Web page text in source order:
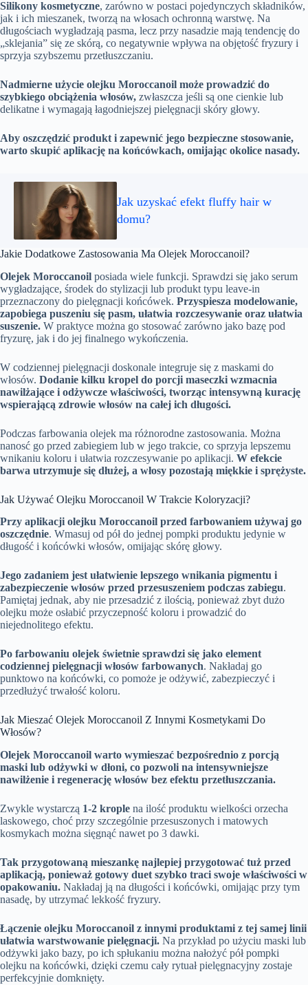
Silikony kosmetyczne, zarówno w postaci pojedynczych składników,
jak i ich mieszanek, tworzą na włosach ochronną warstwę. Na
długościach wygładzają pasma, lecz przy nasadzie mają tendencję do
„sklejania” się ze skórą, co negatywnie wpływa na objętość fryzury i
sprzyja szybszemu przetłuszczaniu.
Nadmierne użycie olejku Moroccanoil może prowadzić do
szybkiego obciążenia włosów, zwłaszcza jeśli są one cienkie lub
delikatne i wymagają łagodniejszej pielęgnacji skóry głowy.
Aby oszczędzić produkt i zapewnić jego bezpieczne stosowanie,
warto skupić aplikację na końcówkach, omijając okolice nasady.
Jak uzyskać efekt fluffy hair w
domu?
Jakie Dodatkowe Zastosowania Ma Olejek Moroccanoil?
Olejek Moroccanoil posiada wiele funkcji. Sprawdzi się jako serum
wygładzające, środek do stylizacji lub produkt typu leave-in
przeznaczony do pielęgnacji końcówek. Przyspiesza modelowanie,
zapobiega puszeniu się pasm, ułatwia rozczesywanie oraz ułatwia
suszenie. W praktyce można go stosować zarówno jako bazę pod
fryzurę, jak i do jej finalnego wykończenia.
W codziennej pielęgnacji doskonale integruje się z maskami do
włosów. Dodanie kilku kropel do porcji maseczki wzmacnia
nawilżające i odżywcze właściwości, tworząc intensywną kurację
wspierającą zdrowie włosów na całej ich długości.
Podczas farbowania olejek ma różnorodne zastosowania. Można
nanosć go przed zabiegiem lub w jego trakcie, co sprzyja lepszemu
wnikaniu koloru i ułatwia rozczesywanie po aplikacji. W efekcie
barwa utrzymuje się dłużej, a włosy pozostają miękkie i sprężyste.
Jak Używać Olejku Moroccanoil W Trakcie Koloryzacji?
Przy aplikacji olejku Moroccanoil przed farbowaniem używaj go
oszczędnie. Wmasuj od pół do jednej pompki produktu jedynie w
długość i końcówki włosów, omijając skórę głowy.
Jego zadaniem jest ułatwienie lepszego wnikania pigmentu i
zabezpieczenie włosów przed przesuszeniem podczas zabiegu.
Pamiętaj jednak, aby nie przesadzić z ilością, ponieważ zbyt dużo
olejku może osłabić przyczepność koloru i prowadzić do
niejednolitego efektu.
Po farbowaniu olejek świetnie sprawdzi się jako element
codziennej pielęgnacji włosów farbowanych. Nakładaj go
punktowo na końcówki, co pomoże je odżywić, zabezpieczyć i
przedłużyć trwałość koloru.
Jak Mieszać Olejek Moroccanoil Z Innymi Kosmetykami Do
Włosów?
Olejek Moroccanoil warto wymieszać bezpośrednio z porcją
maski lub odżywki w dłoni, co pozwoli na intensywniejsze
nawilżenie i regenerację włosów bez efektu przetłuszczania.
Zwykle wystarczą 1-2 krople na ilość produktu wielkości orzecha
laskowego, choć przy szczególnie przesuszonych i matowych
kosmykach można sięgnąć nawet po 3 dawki.
Tak przygotowaną mieszankę najlepiej przygotować tuż przed
aplikacją, ponieważ gotowy duet szybko traci swoje właściwości w
opakowaniu. Nakładaj ją na długości i końcówki, omijając przy tym
nasadę, by utrzymać lekkość fryzury.
Łączenie olejku Moroccanoil z innymi produktami z tej samej linii
ułatwia warstwowanie pielęgnacji. Na przykład po użyciu maski lub
odżywki jako bazy, po ich spłukaniu można nałożyć pół pompki
olejku na końcówki, dzięki czemu cały rytuał pielęgnacyjny zostaje
perfekcyjnie domknięty.